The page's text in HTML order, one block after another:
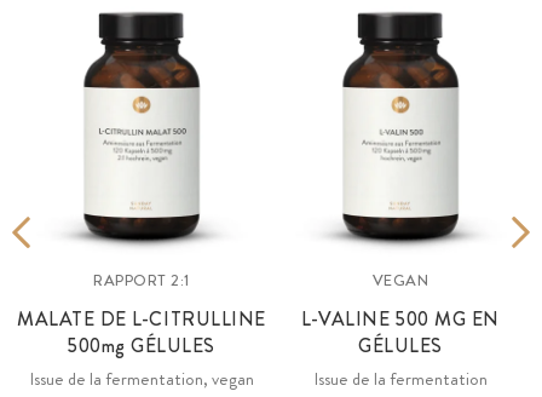
RAPPORT 2:1
MALATE DE L-CITRULLINE
500mg GÉLULES
Issue de la fermentation, vegan
VEGAN
L-VALINE 500 MG EN
GÉLULES
Issue de la fermentation